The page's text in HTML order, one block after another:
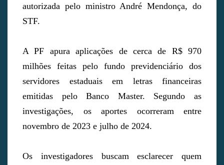
autorizada pelo ministro André Mendonça, do
STF.
A PF apura aplicações de cerca de R$ 970
milhões feitas pelo fundo previdenciário dos
servidores estaduais em letras financeiras
emitidas pelo Banco Master. Segundo as
investigações, os aportes ocorreram entre
novembro de 2023 e julho de 2024.
Os investigadores buscam esclarecer quem